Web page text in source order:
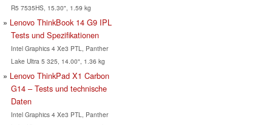
R5 7535HS, 15.30", 1.59 kg
Lenovo ThinkBook 14 G9 IPL
Tests und Spezifikationen
Intel Graphics 4 Xe3 PTL, Panther
Lake Ultra 5 325, 14.00", 1.36 kg
Lenovo ThinkPad X1 Carbon
G14 – Tests und technische
Daten
Intel Graphics 4 Xe3 PTL, Panther